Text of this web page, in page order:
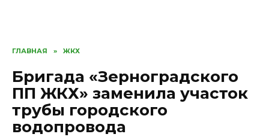
ГЛАВНАЯ » ЖКХ
Бригада «Зерноградского
ПП ЖКХ» заменила участок
трубы городского
водопровода